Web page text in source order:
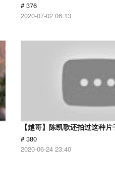
# 376
2020-07-02 06:13
【越哥】陈凯歌还拍过这种
# 380
2020-06-24 23:40